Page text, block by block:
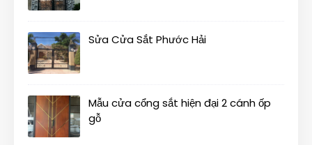
Sửa Cửa Sắt Phước Hải
Mẫu cửa cổng sắt hiện đại 2 cánh ốp
gỗ